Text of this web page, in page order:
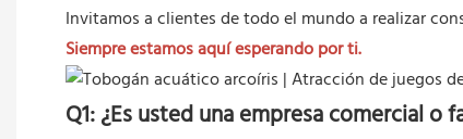
Invitamos a clientes de todo el mundo a realizar
Siempre estamos aquí esperando por ti.
Q1: ¿Es usted una empresa comercial o